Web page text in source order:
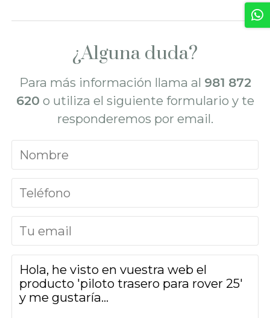
¿Alguna duda?
Para más información llama al 981 872
620 o utiliza el siguiente formulario y te
responderemos por email.